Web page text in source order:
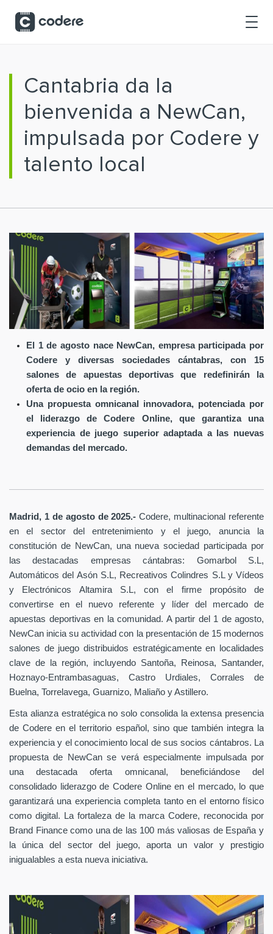
Cantabria da la
bienvenida a NewCan,
impulsada por Codere y
talento local
El 1 de agosto nace NewCan, empresa participada por
Codere y diversas sociedades cántabras, con 15
salones de apuestas deportivas que redefinirán la
oferta de ocio en la región.
Una propuesta omnicanal innovadora, potenciada por
el liderazgo de Codere Online, que garantiza una
experiencia de juego superior adaptada a las nuevas
demandas del mercado.
Madrid, 1 de agosto de 2025.-Codere, multinacional referente
en el sector del entretenimiento y el juego, anuncia la
constitución de NewCan, una nueva sociedad participada por
las destacadas empresas cántabras: Gomarbol S.L,
Automáticos del Asón S.L, Recreativos Colindres S.L y Vídeos
y Electrónicos Altamira S.L, con el firme propósito de
convertirse en el nuevo referente y líder del mercado de
apuestas deportivas en la comunidad. A partir del 1 de agosto,
NewCan inicia su actividad con la presentación de 15 modernos
salones de juego distribuidos estratégicamente en localidades
clave de la región, incluyendo Santoña, Reinosa, Santander,
Hoznayo-Entrambasaguas, Castro Urdiales, Corrales de
Buelna, Torrelavega, Guarnizo, Maliaño y Astillero.
Esta alianza estratégica no solo consolida la extensa presencia
de Codere en el territorio español, sino que también integra la
experiencia y el conocimiento local de sus socios cántabros. La
propuesta de NewCan se verá especialmente impulsada por
una destacada oferta omnicanal, beneficiándose del
consolidado liderazgo de Codere Online en el mercado, lo que
garantizará una experiencia completa tanto en el entorno físico
como digital. La fortaleza de la marca Codere, reconocida por
Brand Finance como una de las 100 más valiosas de España y
la única del sector del juego, aporta un valor y prestigio
inigualables a esta nueva iniciativa.